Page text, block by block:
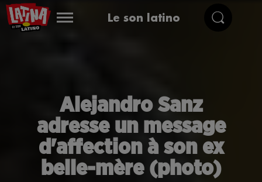
Le son latino
Alejandro Sanz
adresse un message
d'affection à son ex
belle-mère (photo)